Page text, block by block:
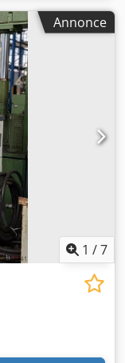
Annonce
1 /7